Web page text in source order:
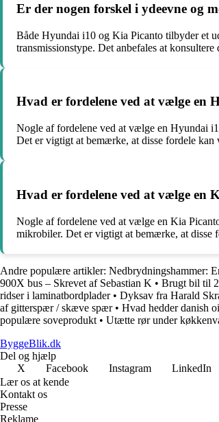
Er der nogen forskel i ydeevne og
Både Hyundai i10 og Kia Picanto tilbyder et
transmissionstype. Det anbefales at
Hvad er fordelene ved at vælge en
Nogle af fordelene ved at vælge en Hyundai
Det er vigtigt at bemærke, at disse fordele
Hvad er fordelene ved at vælge en
Nogle af fordelene ved at vælge en Kia
mikrobiler. Det er vigtigt at bemærke, at
Andre populære artikler: Nedbrydningshammer:
900X bus – Skrevet af Sebastian K • Brugt bil til
ridser i laminatbordplader• Dyksav fra Harald
af gitterspær / skæve spær• Hvad hedder danish
populære soveprodukt • Utætte rør under
ByggeBlik.dk
Del og hjælp
X
Facebook Instagram LinkedIn
Lær os at kende
Kontakt os
Presse
Reklame